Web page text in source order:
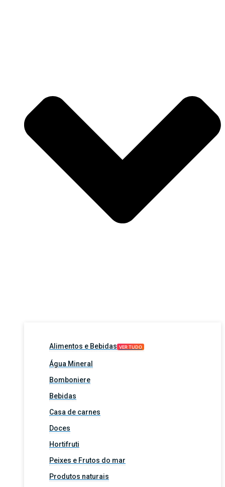
Alimentos e Bebidas VER TUDO
Água Mineral
Bomboniere
Bebidas
Casa de carnes
Doces
Hortifruti
Peixes e Frutos do mar
Produtos naturais